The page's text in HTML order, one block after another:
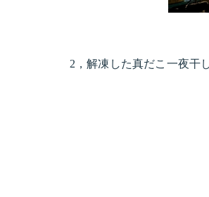
2，解凍した真だこ一夜干